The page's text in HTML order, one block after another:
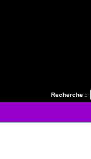
Recherche :